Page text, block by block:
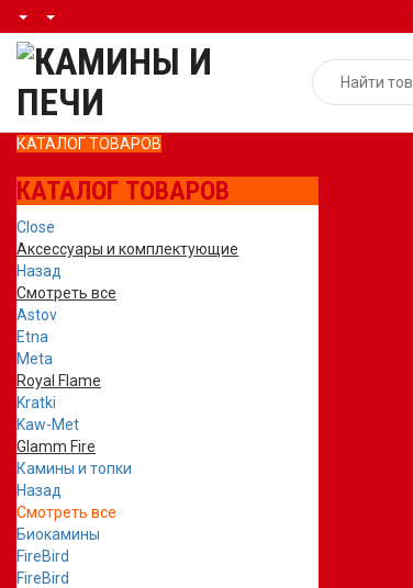
КАТАЛОГ ТОВАРОВ
КАТАЛОГ ТОВАРОВ
Close
Аксессуары и комплектующие
Назад
Смотреть все
Astov
Etna
Meta
Royal Flame
Kratki
Kaw-Met
Glamm Fire
Камины и топки
Назад
Смотреть все
Биокамины
FireBird
FireBird